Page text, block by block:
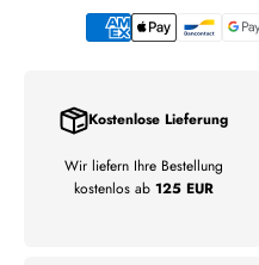
Kostenlose Lieferung
Wir liefern Ihre Bestellung
kostenlos ab 125 EUR